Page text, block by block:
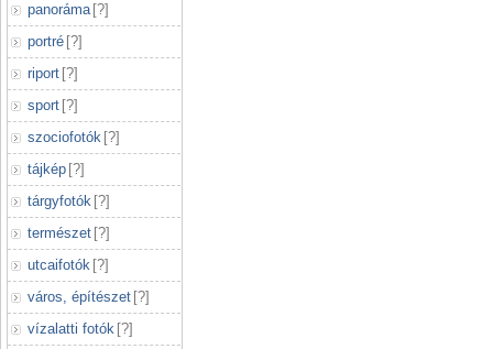
panoráma [?]
portré [?]
riport [?]
sport [?]
szociofotók [?]
tájkép [?]
tárgyfotók [?]
természet [?]
utcaifotók [?]
város, építészet [?]
vízalatti fotók [?]